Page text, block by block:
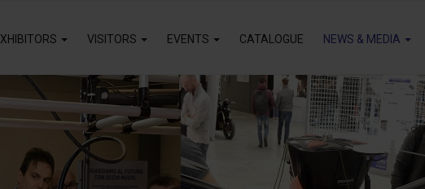
VISITORS EVENTS CATALOGUE NEWS & MEDIA